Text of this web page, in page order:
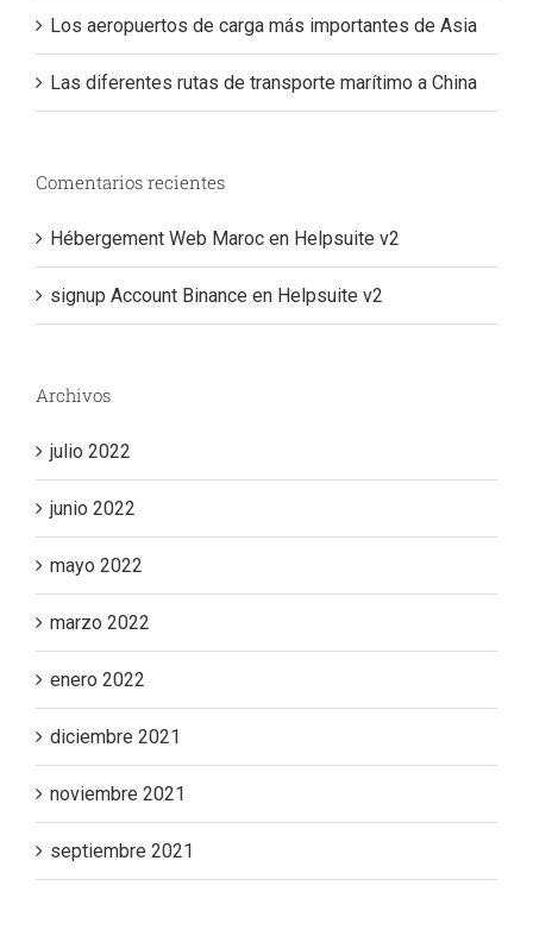
Los aeropuertos de carga más importantes de Asia
Las diferentes rutas de transporte marítimo a China
Comentarios recientes
Hébergement Web Maroc en Helpsuite v2
signup Account Binance en Helpsuite v2
Archivos
julio 2022
junio 2022
mayo 2022
marzo 2022
enero 2022
diciembre 2021
noviembre 2021
septiembre 2021